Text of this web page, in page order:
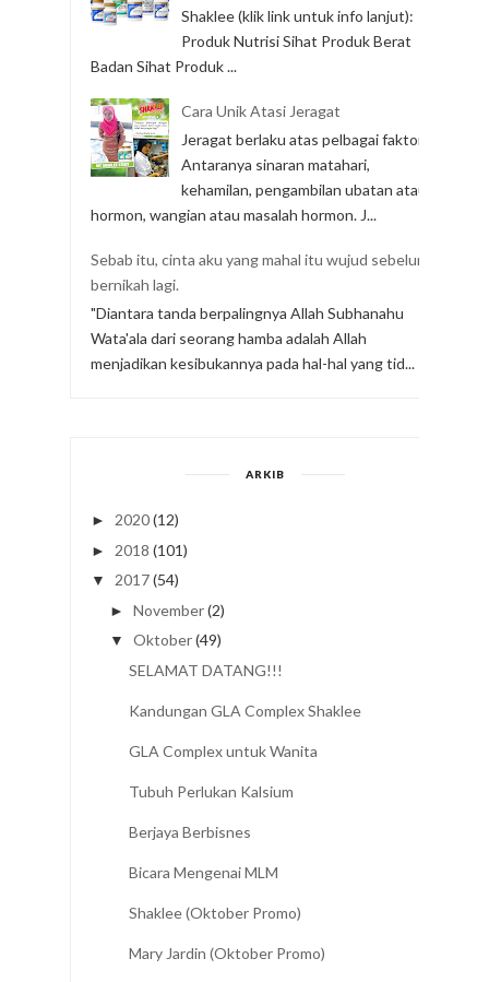
Shaklee (klik link untuk info lanjut):
Produk Nutrisi Sihat Produk Berat
Badan Sihat Produk ...
Cara Unik Atasi Jeragat
Jeragat berlaku atas pelbagai faktor.
Antaranya sinaran matahari,
kehamilan, pengambilan ubatan atau
hormon, wangian atau masalah hormon. J...
Sebab itu, cinta aku yang mahal itu wujud sebelum
bernikah lagi.
"Diantara tanda berpalingnya Allah Subhanahu
Wata'ala dari seorang hamba adalah Allah
menjadikan kesibukannya pada hal-hal yang tid...
ARKIB
► 2020(12)
► 2018 (101)
▼ 2017(54)
► November(2)
▼ Oktober(49)
SELAMAT DATANG!!!
Kandungan GLA Complex Shaklee
GLA Complex untuk Wanita
Tubuh Perlukan Kalsium
Berjaya Berbisnes
Bicara Mengenai MLM
Shaklee (Oktober Promo)
Mary Jardin (Oktober Promo)